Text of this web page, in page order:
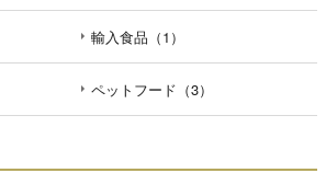
輸入食品（1）
ペットフード（3）